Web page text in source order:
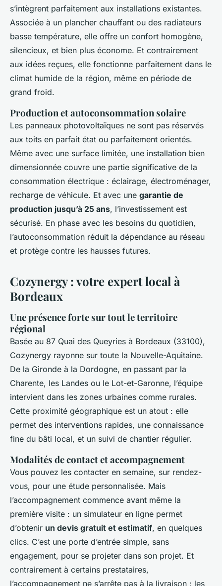
s’intègrent parfaitement aux installations existantes.
Associée à un plancher chauffant ou des radiateurs
basse température, elle offre un confort homogène,
silencieux, et bien plus économe. Et contrairement
aux idées reçues, elle fonctionne parfaitement dans le
climat humide de la région, même en période de
grand froid.
Production et autoconsommation solaire
Les panneaux photovoltaïques ne sont pas réservés
aux toits en parfait état ou parfaitement orientés.
Même avec une surface limitée, une installation bien
dimensionnée couvre une partie significative de la
consommation électrique : éclairage, électroménager,
recharge de véhicule. Et avec une garantie de
production jusqu’à 25 ans, l’investissement est
sécurisé. En phase avec les besoins du quotidien,
l’autoconsommation réduit la dépendance au réseau
et protège contre les hausses futures.
Cozynergy : votre expert local à
Bordeaux
Une présence forte sur tout le territoire
régional
Basée au 87 Quai des Queyries à Bordeaux (33100),
Cozynergy rayonne sur toute la Nouvelle-Aquitaine.
De la Gironde à la Dordogne, en passant par la
Charente, les Landes ou le Lot-et-Garonne, l’équipe
intervient dans les zones urbaines comme rurales.
Cette proximité géographique est un atout : elle
permet des interventions rapides, une connaissance
fine du bâti local, et un suivi de chantier régulier.
Modalités de contact et accompagnement
Vous pouvez les contacter en semaine, sur rendez-
vous, pour une étude personnalisée. Mais
l’accompagnement commence avant même la
première visite : un simulateur en ligne permet
d’obtenir un devis gratuit et estimatif, en quelques
clics. C’est une porte d’entrée simple, sans
engagement, pour se projeter dans son projet. Et
contrairement à certains prestataires,
l’accompagnement ne s’arrête pas à la livraison : les